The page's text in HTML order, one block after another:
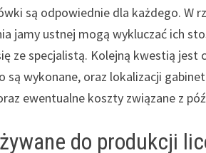
są odpowiednie dla każdego. W
jamy ustnej mogą wykluczać ich
ze specjalistą. Kolejną kwestią jest
są wykonane, oraz lokalizacji
ewentualne koszty związane z
do produkcji